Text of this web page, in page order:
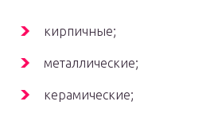
кирпичные;
металлические;
керамические;